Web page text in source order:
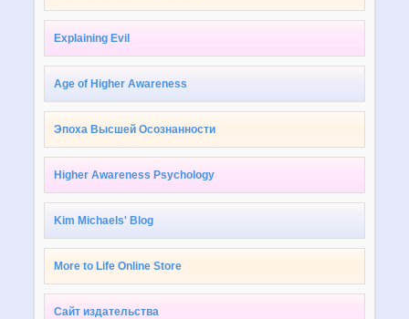
Explaining Evil
Age of Higher Awareness
Эпоха Высшей Осознанности
Higher Awareness Psychology
Kim Michaels' Blog
More to Life Online Store
Сайт издательства